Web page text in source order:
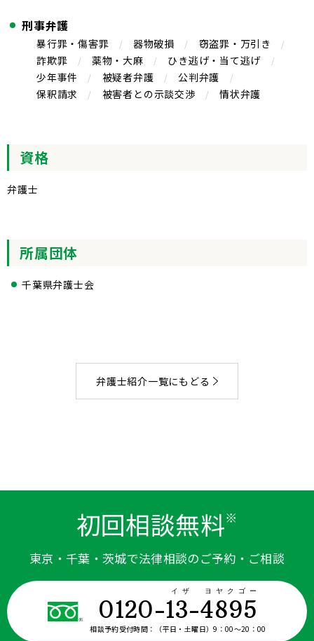
刑事弁護
暴行罪・傷害罪 器物破損
窃盗罪・万引き
詐欺罪
薬物・大麻
ひき逃げ・当て逃げ
少年事件
被疑者弁護
公判弁護
保釈請求
被害者との示談交渉 情状弁護
資格
弁護士
所属団体
千葉県弁護士会
弁護士紹介一覧にもどる
初回相談無料※
東京・千葉・茨城で法律相談のご予約・ご相談
0120-13-4895
イザ ヨヤクゴー
相談予約受付時間： （平日・土曜日）9：00〜20：00